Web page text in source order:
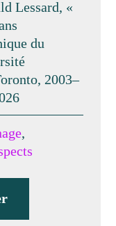
Lessard, «
du
2003–
,